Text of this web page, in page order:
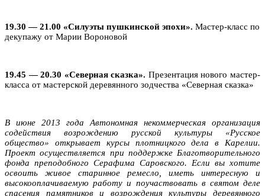
19.30 — 21.00 «Силуэты пушкинской эпохи». Мастер-класс по
декупажу от Марии Вороновой
19.45 — 20.30 «Северная сказка». Презентация нового мастер-
класса от мастерской деревянного зодчества «Северная сказка»
В июне 2013 года Автономная некоммерческая организация
содействия возрождению русской культуры «Русское
общество» открывает курсы плотницкого дела в Карелии.
Проект осуществляется при поддержке Благотворительного
фонда преподобного Серафима Саровского. Если вы хотите
освоить живое старинное ремесло, иметь интересную и
высокооплачиваемую работу и поучаствовать в святом деле
спасения памятников и возрождения культуры деревянного